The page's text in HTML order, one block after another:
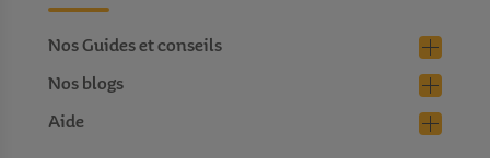
Nos Guides et conseils
Nos blogs
Aide